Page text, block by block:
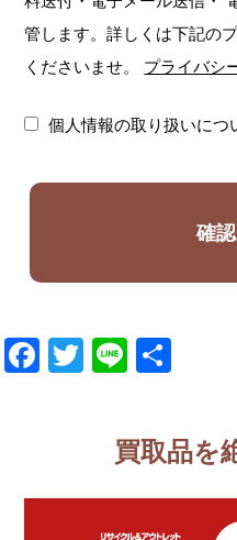
管します。詳しくは下記の
くださいませ。
プライバシ
個人情報の取り扱いにつ
Facebook
Twitter
Line
買取品を